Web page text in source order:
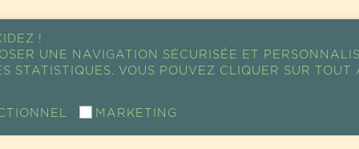
!
UNE NAVIGATION SÉCURISÉE ET
STATISTIQUES. VOUS POUVEZ CLIQUER SUR
MARKETING